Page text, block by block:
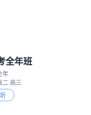
全年班
年
二 高三